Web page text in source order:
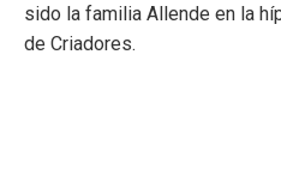
sido la familia Allende en la
de Criadores.